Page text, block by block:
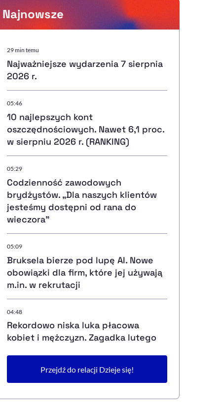
Sprawdź, jak i dlaczego zwiększamy dostępność
Deklaracja dostępności, otwiera się w nowym oknie
Najnowsze
29 min temu
Najważniejsze wydarzenia 7 sierpnia
2026 r.
05:46
10 najlepszych kont
oszczędnościowych. Nawet 6,1 proc.
w sierpniu 2026 r. (RANKING)
05:29
Codzienność zawodowych
brydżystów. „Dla naszych klientów
jesteśmy dostępni od rana do
wieczora”
05:09
Bruksela bierze pod lupę AI. Nowe
obowiązki dla firm, które jej używają
m.in. w rekrutacji
04:48
Rekordowo niska luka płacowa
kobiet i mężczyzn. Zagadka lutego
Przejdź do relacji Dzieje się!